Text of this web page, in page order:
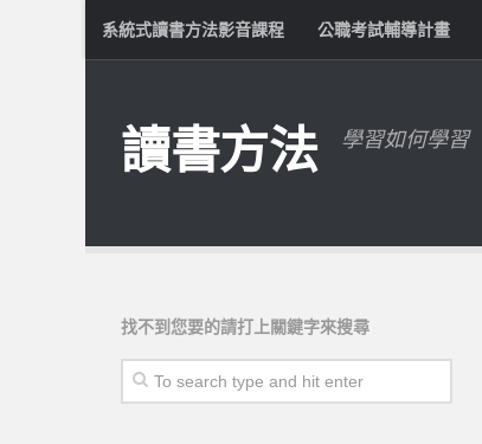
系統式讀書方法影音課程 公職考試輔導計畫
讀書方法 學習如何學習
找不到您要的請打上關鍵字來搜尋